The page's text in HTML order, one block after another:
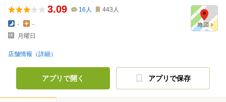
3.09 16 人 443 人
-
-
月曜日
店舗情報（詳細）
アプリで開く アプリで保存